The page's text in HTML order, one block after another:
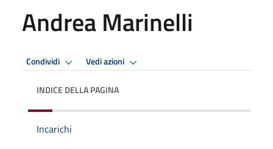
Andrea Marinelli
Condividi Vedi azioni
INDICE DELLA PAGINA
Incarichi